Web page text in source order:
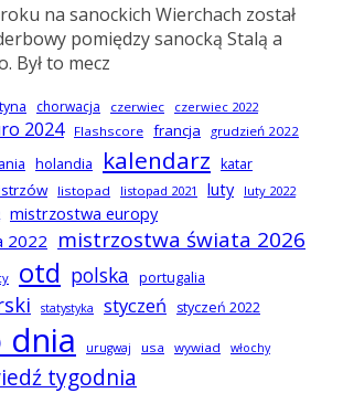
na sanockich Wierchach został
pomiędzy sanocką Stalą a
Był to mecz
chorwacja czerwiec
czerwiec 2022
2024 Flashscore francja grudzień 2022
holandia kalendarz katar
listopad listopad 2021 luty
luty 2022
mistrzostwa europy
2022 mistrzostwa świata 2026
otd polska portugalia
statystyka styczeń styczeń 2022
dnia urugwaj usa wywiad włochy
tygodnia